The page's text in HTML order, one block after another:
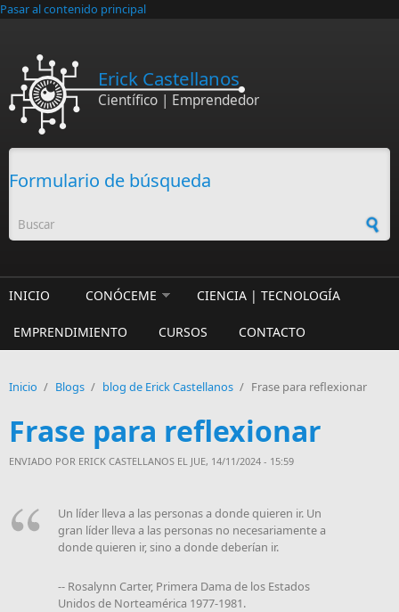
Pasar al contenido principal
Erick Castellanos
Científico | Emprendedor
Formulario de búsqueda
INICIO CONÓCEME CIENCIA | TECNOLOGÍA
EMPRENDIMIENTO CURSOS CONTACTO
Inicio / Blogs / blog de Erick Castellanos / Frase para reflexionar
Frase para reflexionar
ENVIADO POR ERICK CASTELLANOS EL JUE, 14/11/2024 - 15:59
Un líder lleva a las personas a donde quieren ir. Un
gran líder lleva a las personas no necesariamente a
donde quieren ir, sino a donde deberían ir.
-- Rosalynn Carter, Primera Dama de los Estados
Unidos de Norteamérica 1977-1981.